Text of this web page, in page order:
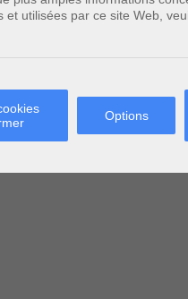
et utilisées par ce site Web,
Options